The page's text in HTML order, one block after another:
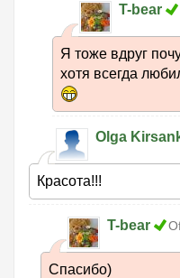
T-bear
Я тоже вдруг
хотя всегда
Olga
Красота!!!
T-bear
Спасибо)